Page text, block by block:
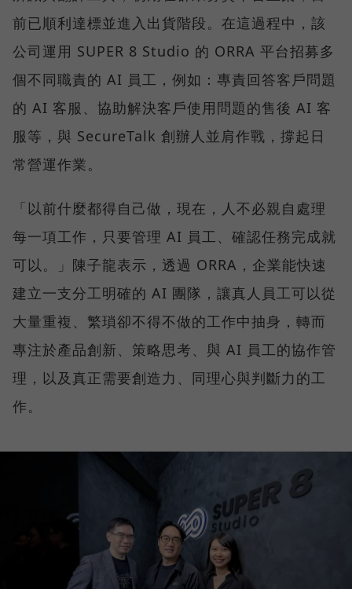
前已順利達標並進入出貨階段。在這過程中，該
公司運用 SUPER 8 Studio 的 ORRA 平台招募多
個不同職責的 AI 員工，例如：專責回答客戶問題
的 AI 客服、協助解決客戶使用問題的售後 AI 客
服等，與 SecureTalk 創辦人並肩作戰，撐起日
常營運作業。
「以前什麼都得自己做，現在，人不必親自處理
每一項工作，只要管理 AI 員工、確認任務完成就
可以。」陳子龍表示，透過 ORRA，企業能快速
建立一支分工明確的 AI 團隊，讓真人員工可以從
大量重複、繁瑣卻不得不做的工作中抽身，轉而
專注於產品創新、策略思考、與 AI 員工的協作管
理，以及真正需要創造力、同理心與判斷力的工
作。